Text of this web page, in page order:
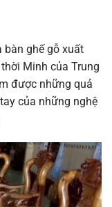
bàn ghế gỗ xuất
Minh của Trung
được những quả
của những nghệ